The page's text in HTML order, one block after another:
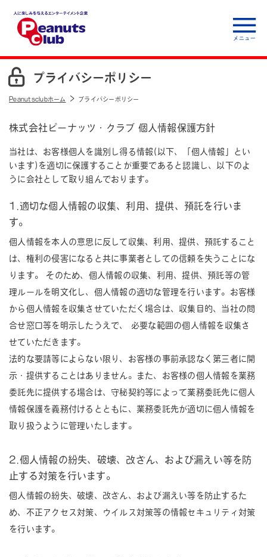
人に楽しみを与えるエ
ンターテイメント企
業 Peanuts club
プライバシーポリシー
Peanutsclubホーム プライバシーポリシー
株式会社ピーナッツ・クラブ 個人情報保護方針
当社は、お客様個人を識別し得る情報(以下、「個人情報」とい
います)を適切に保護することが重要であると認識し、以下のよ
うに会社として取り組んでおります。
1.適切な個人情報の収集、利用、提供、預託を行いま
す。
個人情報を本人の意思に反して収集、利用、提供、預託すること
は、権利の侵害になると共に事業者としての信頼を失うことにな
ります。 そのため、個人情報の収集、利用、提供、預託等の管
理ルールを明文化し、個人情報の適切な管理を行います。お客様
から個人情報を収集させていただく場合は、収集目的、当社の問
合せ窓口等を明示したうえで、 必要な範囲の個人情報を収集さ
せていただきます。
法的な要請等によらない限り、お客様の事前承認なく第三者に開
示・提供することはありません。また、お客様の個人情報を業務
委託先に提供する場合は、守秘契約等によって業務委託先に個人
情報保護を義務付けるとともに、業務委託先が適切に個人情報を
取り扱うように管理いたします。
2.個人情報の紛失、破壊、改ざん、および漏えい等を防
止する対策を行います。
個人情報の紛失、破壊、改ざん、および漏えい等を防止するた
め、不正アクセス対策、ウイルス対策等の情報セキュリティ対策
を行います。